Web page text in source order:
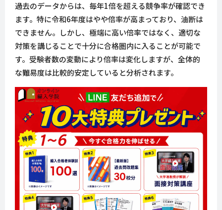
過去のデータからは、毎年1倍を超える競争率が確認でき
ます。特に令和6年度はやや倍率が高まっており、油断は
できません。しかし、極端に高い倍率ではなく、適切な
対策を講じることで十分に合格圏内に入ることが可能で
す。受験者数の変動により倍率は変化しますが、全体的
な難易度は比較的安定していると分析されます。